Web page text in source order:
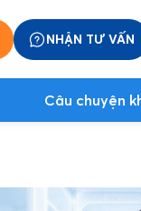
NHẬN TƯ VẤN
Câu chuyện